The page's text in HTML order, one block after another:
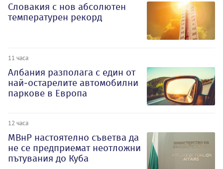
Словакия с нов абсолютен
температурен рекорд
11 часа
Албания разполага с един от
най-остарелите автомобилни
паркове в Европа
12 часа
МВнР настоятелно съветва да
не се предприемат неотложни
пътувания до Куба